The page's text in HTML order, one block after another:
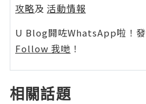
攻略及 活動情報
U Blog開咗WhatsApp啦！發
Follow 我哋 ！
相關話題